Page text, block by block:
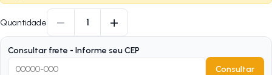
Quantidade − 1 +
Consultar frete - Informe seu CEP
Consultar